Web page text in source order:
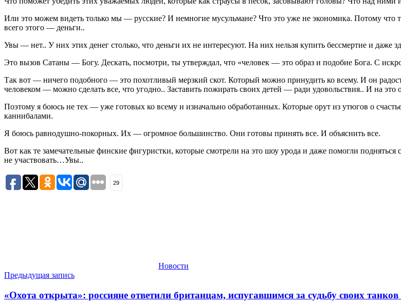
Или это можем видеть только мы — русские? И немногие мусульмане? Что это уже не экономика. Потому что
всего этого — деньги..
Увы — нет.. У них этих денег столько, что деньги их не интересуют. На них нельзя купить бессмертие и даже
Это вызов Сатаны — Богу. Дескать, посмотри, ты утверждал, что «человек — это образ и подобие Бога. С
Так вот — ничего подобного — это похотливый мерзкий скот. Который можно принудить ко всему. И он
человеком — можно сделать все, что угодно.. Заставить пожирать своих детей — ради удовольствия.. И на это
Поэтому я боюсь не тех — уже готовых ко всему и изначально обработанных. Которые орут из утюгов о
каннибалами.
Я боюсь равнодушно-покорных. Их — огромное большинство. Они готовы принять все. И объяснить все.
Вот как те замечательные финские фигуристки, которые смотрели на это шоу урода и даже помогли
не участвовать…Увы..
29
Новости
Навигация
по
Предыдущая запись
«Охота открыта»: россияне ответили британцам, испугавшимся за судьбу своих